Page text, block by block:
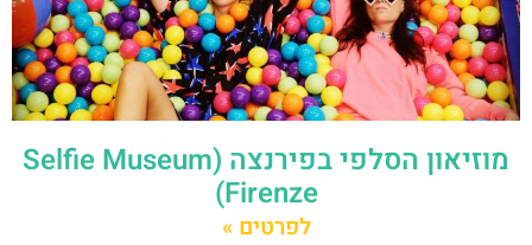
מוזיאון הסלפי בפירנצה (Selfie Museum
Firenze)
לפרטים »